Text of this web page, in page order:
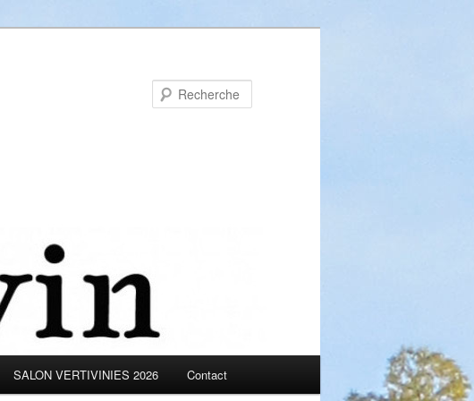
SALON VERTIVINIES 2026 Contact